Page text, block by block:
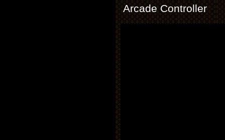
Arcade Controller